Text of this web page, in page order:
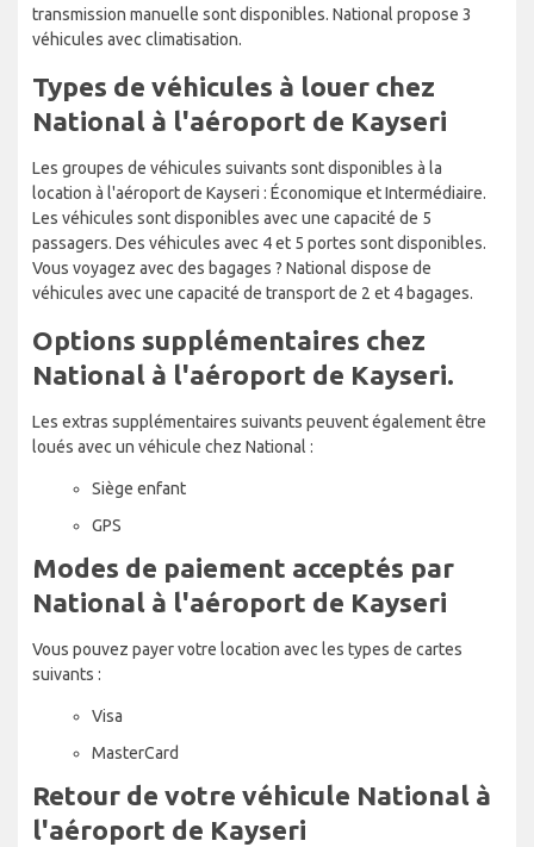
transmission manuelle sont disponibles. National propose 3
véhicules avec climatisation.
Types de véhicules à louer chez
National à l'aéroport de Kayseri
Les groupes de véhicules suivants sont disponibles à la
location à l'aéroport de Kayseri : Économique et Intermédiaire.
Les véhicules sont disponibles avec une capacité de 5
passagers. Des véhicules avec 4 et 5 portes sont disponibles.
Vous voyagez avec des bagages ? National dispose de
véhicules avec une capacité de transport de 2 et 4 bagages.
Options supplémentaires chez
National à l'aéroport de Kayseri.
Les extras supplémentaires suivants peuvent également être
loués avec un véhicule chez National :
Siège enfant
GPS
Modes de paiement acceptés par
National à l'aéroport de Kayseri
Vous pouvez payer votre location avec les types de cartes
suivants :
Visa
MasterCard
Retour de votre véhicule National à
l'aéroport de Kayseri